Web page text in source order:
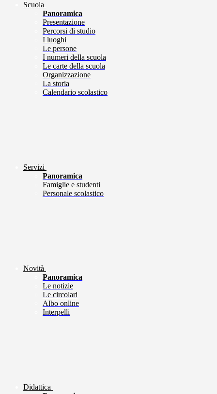
Scuola
Panoramica
Presentazione
Percorsi di studio
I luoghi
Le persone
I numeri della scuola
Le carte della scuola
Organizzazione
La storia
Calendario scolastico
Servizi
Panoramica
Famiglie e studenti
Personale scolastico
Novità
Panoramica
Le notizie
Le circolari
Albo online
Interpelli
Didattica